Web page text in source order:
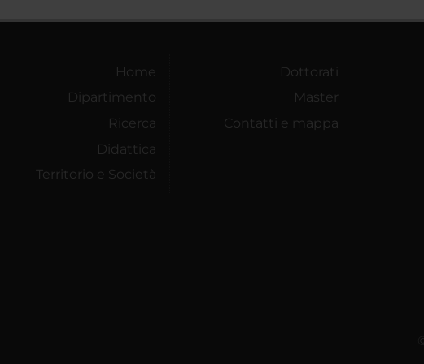
Home
Dipartimento
Ricerca
Didattica
Territorio e Società
Dottorati
Master
Contatti e mappa